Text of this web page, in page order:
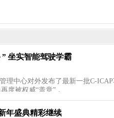
坐实智能驾驶学霸
理中心对外发布了最新一批C-
度被权威“盖章”，…
年盛典精彩继续